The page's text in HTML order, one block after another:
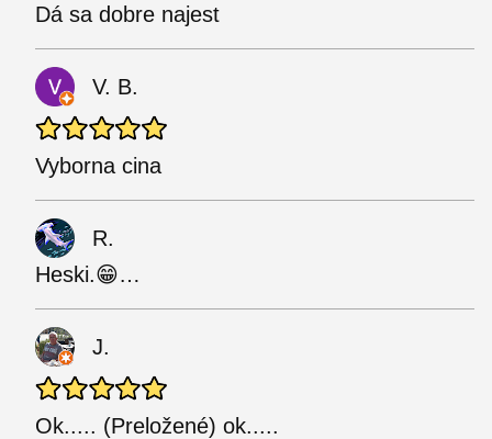
Dá sa dobre najest
V. B.
Vyborna cina
R.
Heski.😁…
J.
Ok..... (Preložené) ok.....